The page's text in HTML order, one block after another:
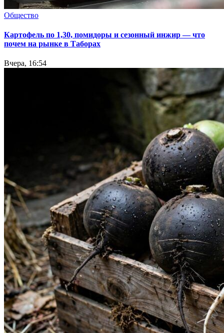
Общество
Картофель по 1,30, помидоры и сезонный инжир — что
почем на рынке в Таборах
Вчера, 16:54